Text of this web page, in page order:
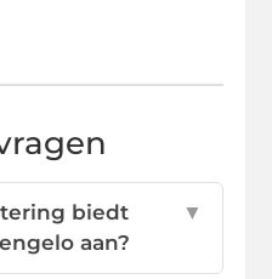
biedt
aan?
▼